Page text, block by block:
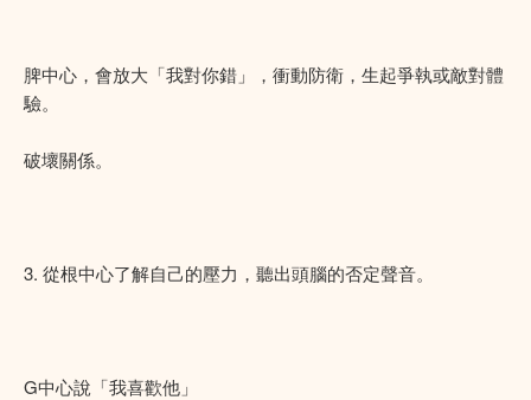
脾中心，會放大「我對你錯」，衝動防衛，生起爭執或敵對體
驗。
破壞關係。
3. 從根中心了解自己的壓力，聽出頭腦的否定聲音。
G中心說「我喜歡他」